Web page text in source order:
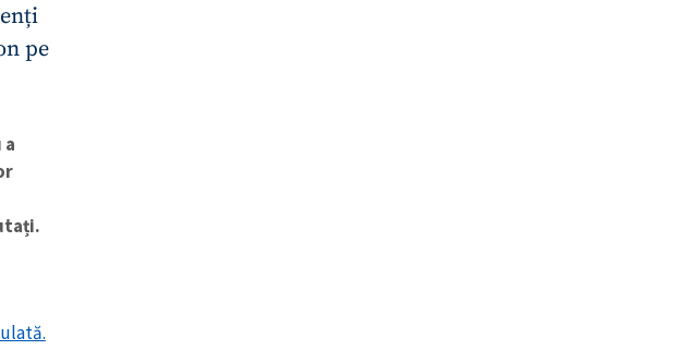
pe